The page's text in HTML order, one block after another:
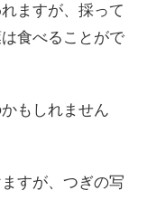
ますが、採って
食べることがで
もしれません
すが、つぎの写